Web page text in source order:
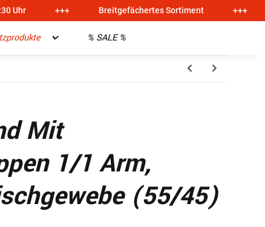
Uhr +++ Breitgefächertes Sortiment +++
% SALE %
Mit
1/1 Arm,
(55/45)